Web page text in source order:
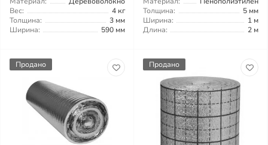
Вес:
4 кг
Толщина:
3 мм
Ширина:
590 мм
Толщина:
5 мм
Ширина:
1 м
Длина:
2 м
Продано Продано